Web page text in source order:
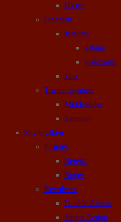
Økser
Orienten
samurai
katana
wakizashi
kina
Træningsvåben
Middelalder
Samurai
Skydevåben
Pistoler
Beretta
Ruger
Revolvere
Double Action
Single Action